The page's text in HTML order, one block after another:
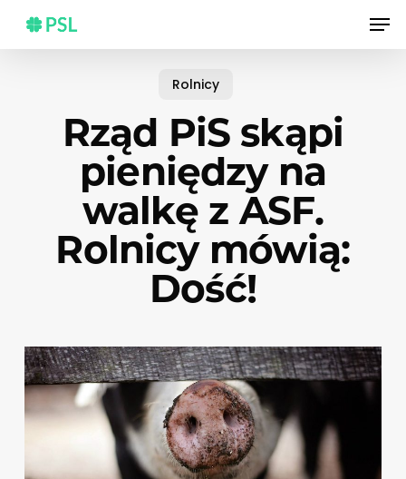
main
Rolnicy
Rząd PiS skąpi
pieniędzy na
walkę z ASF.
Rolnicy mówią:
Dość!